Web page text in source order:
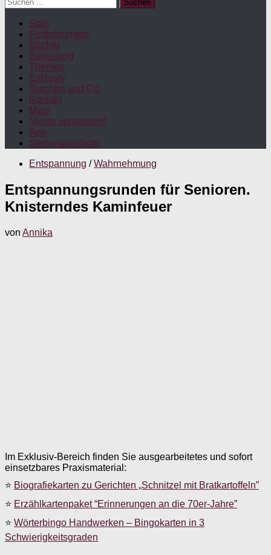
nach:
Start
Fortbildungen
Bücher
Betreuung
Themen
Exklusiv
Taschen und Co.
Kontakt
Maw
Nichts verpassen!
App
Stellenangebote
Entspannung / Wahrnehmung
Entspannungsrunden für Senioren.
Knisterndes Kaminfeuer
von Annika
Im Exklusiv-Bereich finden Sie ausgearbeitetes und sofort
einsetzbares Praxismaterial:
⭐ Biografiekarten zu Gerichten „Schnitzel mit Bratkartoffeln”
⭐ Erzählkartenpaket “Erinnerungen an die 70er-Jahre”
⭐ Wörterbingo Handwerken – Bingokarten in 3
Schwierigkeitsgraden